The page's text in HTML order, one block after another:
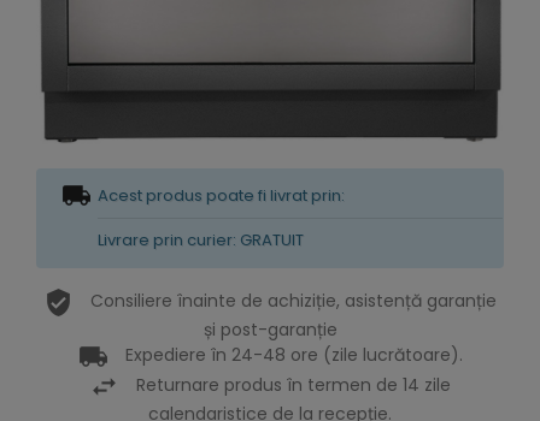
Acest produs poate fi livrat prin:
Livrare prin curier: GRATUIT
Consiliere înainte de achiziție, asistență garanție
și post-garanție
Expediere în 24-48 ore (zile lucrătoare).
Returnare produs în termen de 14 zile
calendaristice de la recepție.